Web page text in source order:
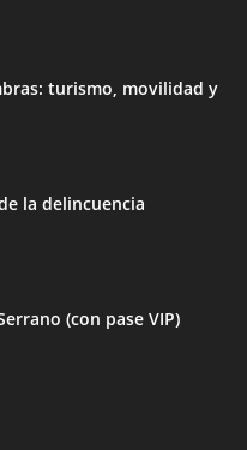
turismo, movilidad y
la delincuencia
(con pase VIP)